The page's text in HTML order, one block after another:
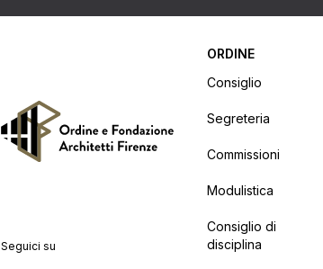
Seguici su
ORDINE
Consiglio
Segreteria
Commissioni
Modulistica
Consiglio di
disciplina